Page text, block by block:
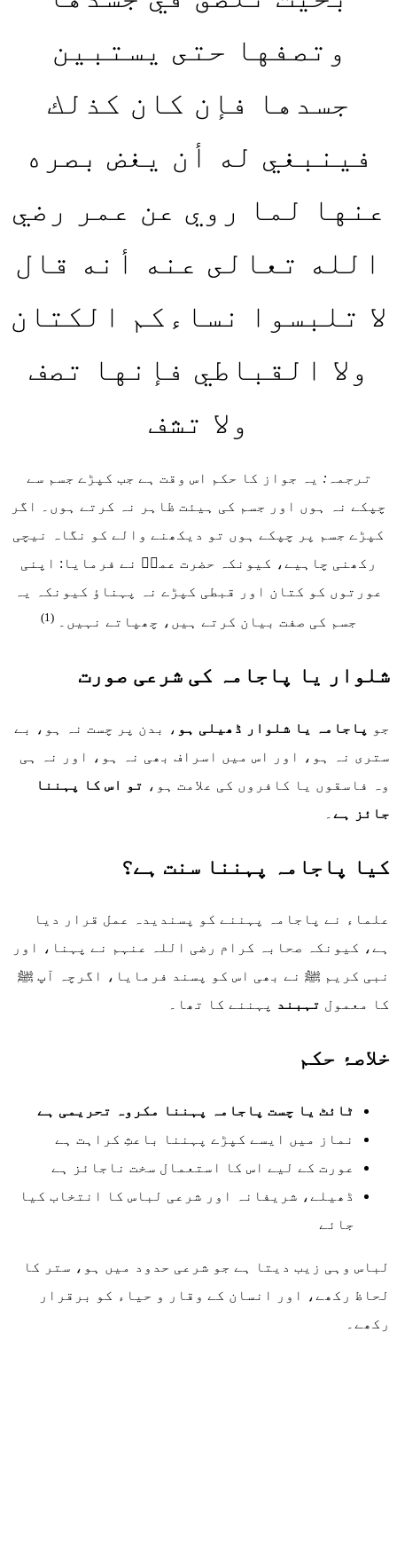
وتصفها حتى يستبين
جسدها فإن كان كذلك
فينبغي له أن يغض بصره
عنها لما روي عن عمر رضي
الله تعالى عنه أنه قال
لا تلبسوا نساءكم الكتان
ولا القباطي فإنها تصف
ولا تشف
ترجمہ: یہ جواز کا حکم اس وقت ہے جب کپڑے جسم سے
چپکے نہ ہوں اور جسم کی ہیئت ظاہر نہ کرتے ہوں۔ اگر
کپڑے جسم پر چپکے ہوں تو دیکھنے والے کو نگاہ نیچی
رکھنی چاہیے، کیونکہ حضرت عمرؓ نے فرمایا: اپنی
عورتوں کو کتان اور قبطی کپڑے نہ پہناؤ کیونکہ یہ
جسم کی صفت بیان کرتے ہیں، چھپاتے نہیں۔(1)
شلوار یا پاجامہ کی شرعی صورت
جو پاجامہ یا شلوار ڈھیلی ہو ، بدن پر چست نہ ہو، بے
ستری نہ ہو، اور اس میں اسراف بھی نہ ہو، اور نہ ہی
وہ فاسقوں یا کافروں کی علامت ہو، تو اس کا پہننا
جائز ہے
کیا پاجامہ پہننا سنت ہے؟
علماء نے پاجامہ پہننے کو پسندیدہ عمل قرار دیا
ہے، کیونکہ صحابہ کرام رضی اللہ عنہم نے پہنا، اور
نبی کریم ﷺ نے بھی اس کو پسند فرمایا، اگرچہ آپ ﷺ
کا معمول تہبند پہننے کا تھا۔
خلاصۂ حکم
ٹائٹ یا چست پاجامہ پہننا مکروہ تحریمی ہے
نماز میں ایسے کپڑے پہننا باعثِ کراہت ہے
عورت کے لیے اس کا استعمال سخت ناجائز ہے
ڈھیلے، شریفانہ اور شرعی لباس کا انتخاب کیا
جائے
لباس وہی زیب دیتا ہے جو شرعی حدود میں ہو، ستر کا
لحاظ رکھے، اور انسان کے وقار و حیاء کو برقرار
رکھے۔